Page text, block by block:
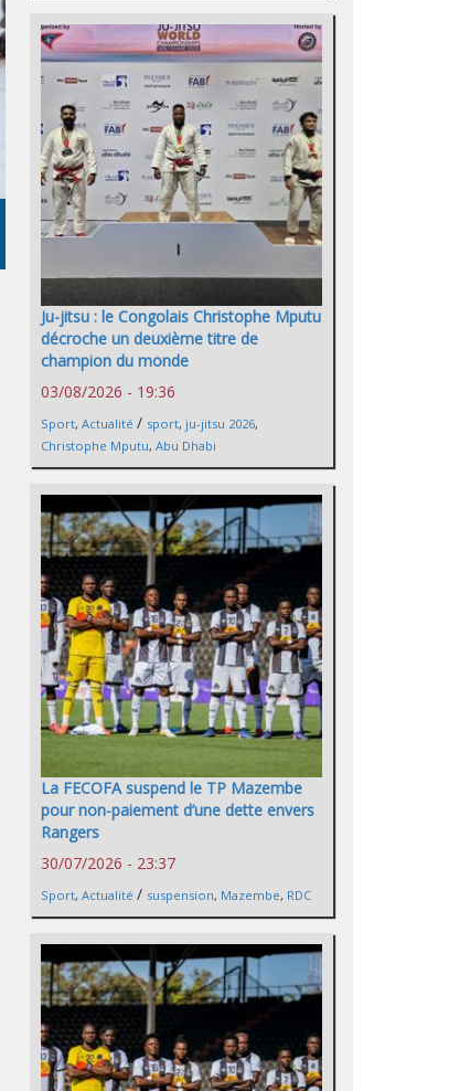
Ju-jitsu : le Congolais Christophe Mputu
décroche un deuxième titre de
champion du monde
03/08/2026 - 19:36
Sport, Actualité / sport, ju-jitsu 2026,
Christophe Mputu, Abu Dhabi
La FECOFA suspend le TP Mazembe
pour non-paiement d’une dette envers
Rangers
30/07/2026 - 23:37
Sport, Actualité / suspension, Mazembe, RDC